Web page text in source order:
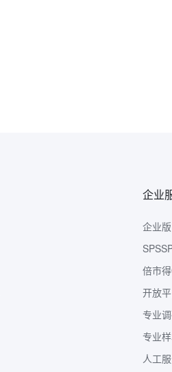
企业
企业版
倍市
开放
专业
专业
人工